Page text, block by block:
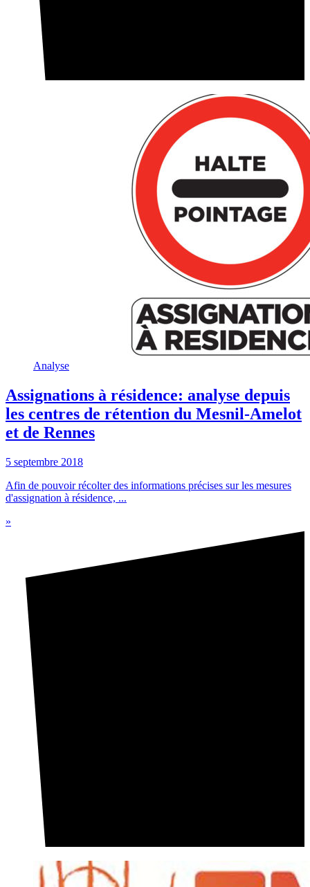
Analyse
Assignations à résidence: analyse depuis
les centres de rétention du Mesnil-Amelot
et de Rennes
5 septembre 2018
Afin de pouvoir récolter des informations précises sur les mesures
d'assignation à résidence, ...
»